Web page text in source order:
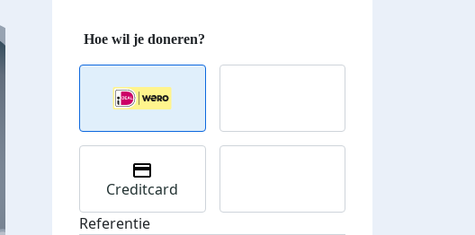
Creditcard
Referentie